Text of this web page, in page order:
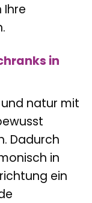
Ihre
in
natur mit
Dadurch
in
ein